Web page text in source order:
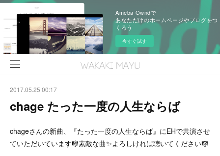
Ameba Owndで
あなただけのホームページやブログをつ
くろう
今すぐ試す
2017.05.25 00:17
chage たった一度の人生ならば
chageさんの新曲、『たった一度の人生ならば』にEHで共演させ
ていただいています🎼素敵な曲✨よろしければ聴いてください🎼